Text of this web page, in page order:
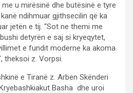
u mirësinë dhe butësinë e tyre
ndihmuar gjithsecilin që ka
jetën e tij. “Sot ne themi me
detyrën e saj si kryeqytet,
e fundit moderne ka akoma
theksoi z. Vorpsi.
e Tiranë z. Arben Skënderi
Basha dhe uroi